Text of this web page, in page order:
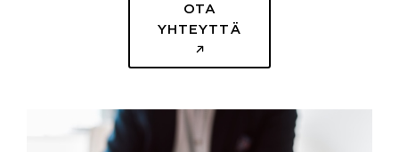
OTA
YHTEYTTÄ